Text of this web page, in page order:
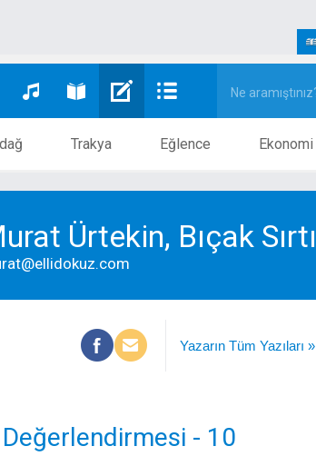
Trakya Eğlence Ekonomi
Ürtekin, Bıçak Sırtı
Yazarın Tüm Yazıları »
- 10